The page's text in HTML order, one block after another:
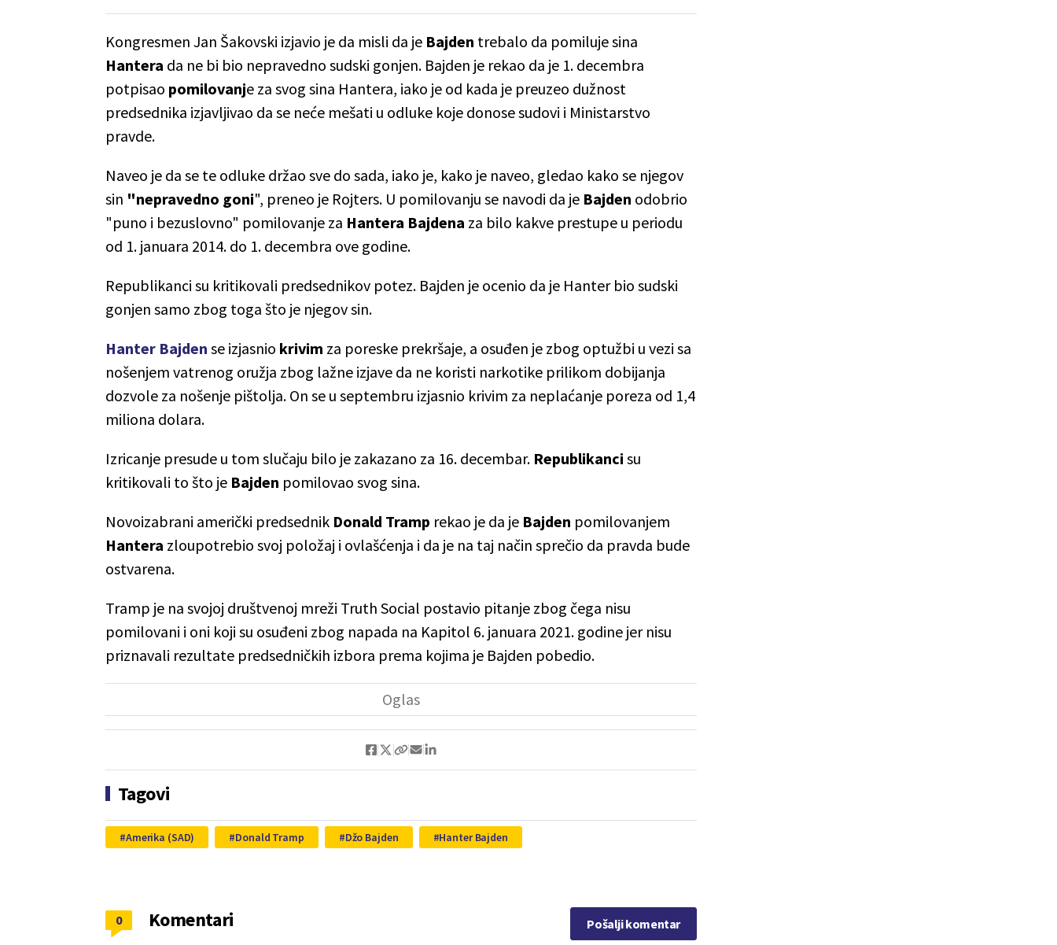
Kongresmen Jan Šakovski izjavio je da misli da je Bajden trebalo da pomiluje sina
Hantera da ne bi bio nepravedno sudski gonjen. Bajden je rekao da je 1. decembra
potpisao pomilovanje za svog sina Hantera, iako je od kada je preuzeo dužnost
predsednika izjavljivao da se neće mešati u odluke koje donose sudovi i Ministarstvo
pravde.
Naveo je da se te odluke držao sve do sada, iako je, kako je naveo, gledao kako se njegov
sin "nepravedno goni", preneo je Rojters. U pomilovanju se navodi da je Bajden odobrio
"puno i bezuslovno" pomilovanje za Hantera Bajdena za bilo kakve prestupe u periodu
od 1. januara 2014. do 1. decembra ove godine.
Republikanci su kritikovali predsednikov potez. Bajden je ocenio da je Hanter bio sudski
gonjen samo zbog toga što je njegov sin.
Hanter Bajden se izjasnio krivim za poreske prekršaje, a osuđen je zbog optužbi u vezi sa
nošenjem vatrenog oružja zbog lažne izjave da ne koristi narkotike prilikom dobijanja
dozvole za nošenje pištolja. On se u septembru izjasnio krivim za neplaćanje poreza od 1,4
miliona dolara.
Izricanje presude u tom slučaju bilo je zakazano za 16. decembar. Republikanci su
kritikovali to što je Bajden pomilovao svog sina.
Novoizabrani američki predsednik Donald Tramp rekao je da je Bajden pomilovanjem
Hantera zloupotrebio svoj položaj i ovlašćenja i da je na taj način sprečio da pravda bude
ostvarena.
Tramp je na svojoj društvenoj mreži Truth Social postavio pitanje zbog čega nisu
pomilovani i oni koji su osuđeni zbog napada na Kapitol 6. januara 2021. godine jer nisu
priznavali rezultate predsedničkih izbora prema kojima je Bajden pobedio.
Tagovi
Amerika (SAD) Donald Tramp Džo Bajden Hanter Bajden
Komentari
0 Pošalji komentar